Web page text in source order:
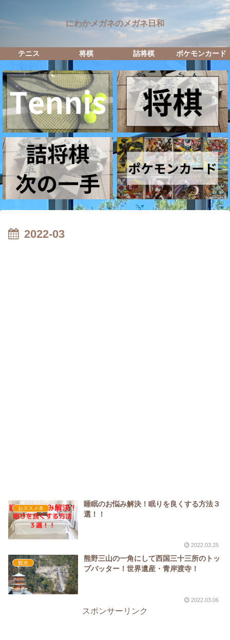
にわかメガネのメガネ日和
テニス 将棋 詰将棋 ポケモンカード
2022-03
おススメ本
睡眠のお悩み解決！眠りを良くする方法３
選！！
2022.03.25
観光
熊野三山の一角にして西国三十三所のトッ
プバッター！世界遺産・青岸渡寺！
2022.03.06
スポンサーリンク